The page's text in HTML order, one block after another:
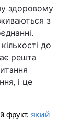
здоровому
з
до
решта
і це
фрукт, який